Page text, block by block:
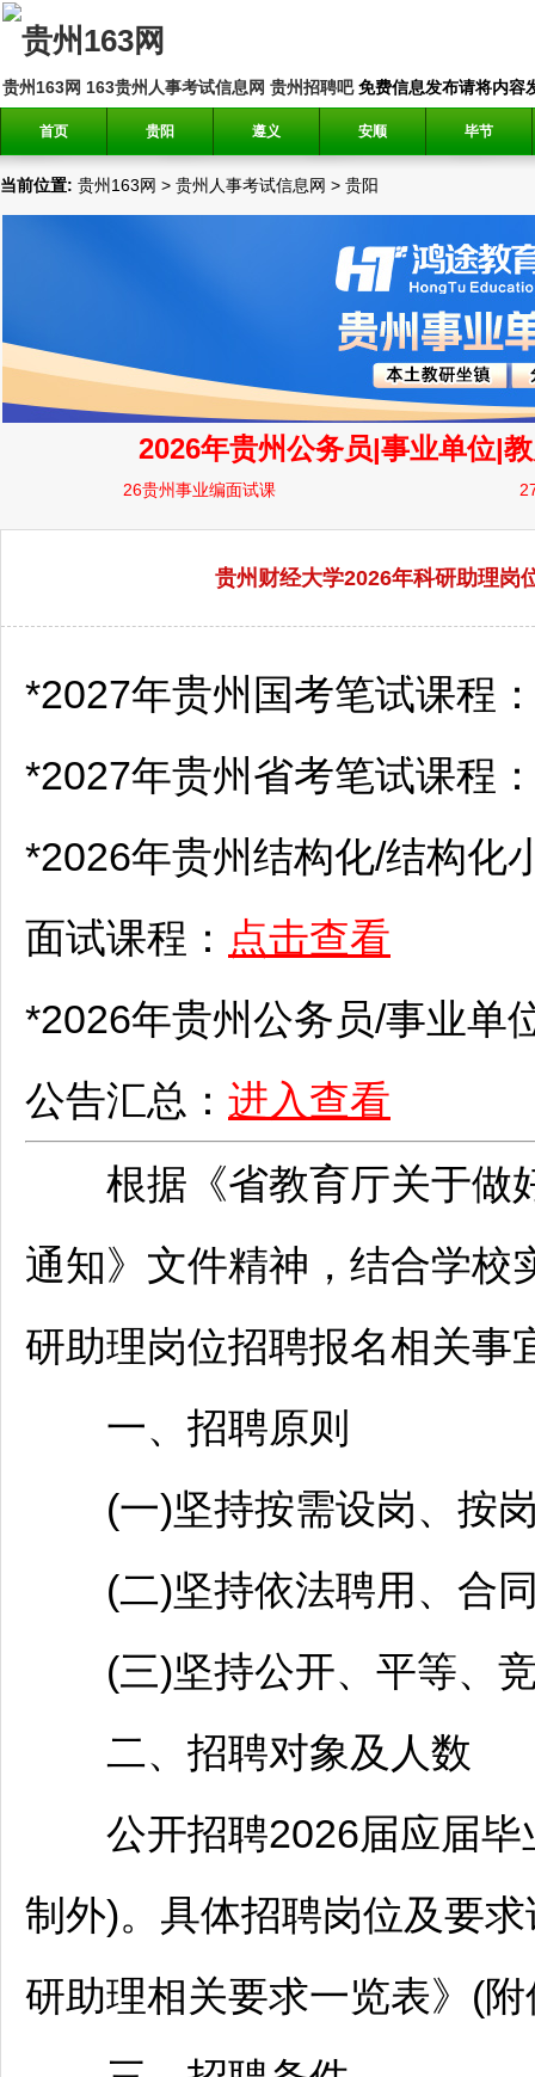
贵州163网 163贵州人事考试信息网 贵州招聘吧免费信息发布请将内容
首页 贵阳 遵义 安顺 毕节
当前位置: 贵州163网 > 贵州人事考试信息网 > 贵阳
贵州财经大学2026年科研助理岗
*2027年贵州国考笔试课程
*2027年贵州省考笔试课程
*2026年贵州结构化/结构化
面试课程： 点击查看
*2026年贵州公务员/事业单
公告汇总： 进入查看
根据《省教育厅关于做
通知》文件精神，结合学校
研助理岗位招聘报名相关事
一、 招聘原则
(一)坚持按需设岗、按
(二)坚持依法聘用、合同
(三)坚持公开、平等、竞
二、 招聘对象及人数
公开招聘2026届应届
制外)。具体招聘岗位及要
研助理相关要求一览表》(